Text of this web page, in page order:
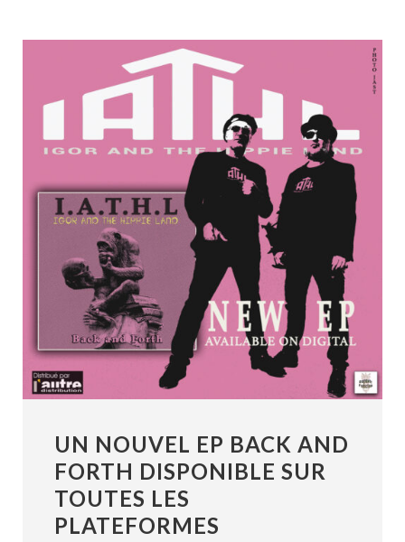
UN NOUVEL EP BACK AND
FORTH DISPONIBLE SUR
TOUTES LES
PLATEFORMES